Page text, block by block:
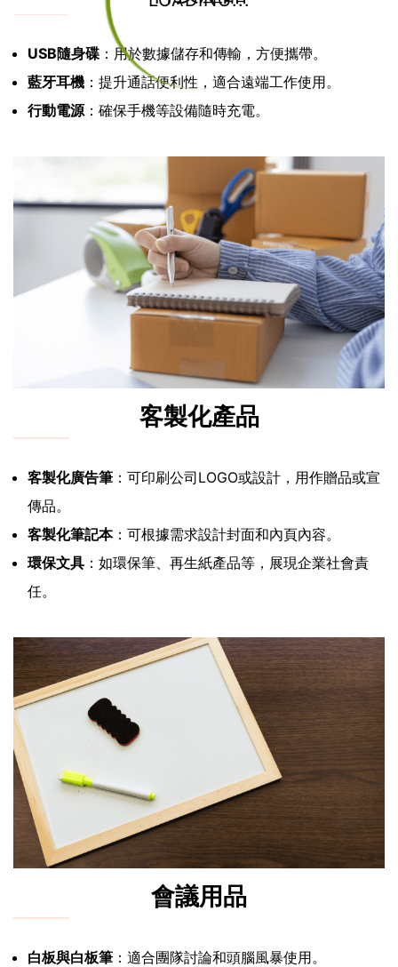
USB隨身碟 ：用於數據儲存和傳輸，方便攜帶。
藍牙耳機 ：提升通話便利性，適合遠端工作使用。
行動電源：確保手機等設備隨時充電。
客製化產品
客製化廣告筆 ：可印刷公司LOGO或設計，用作贈品或宣
傳品。
客製化筆記本：可根據需求設計封面和內頁內容。
環保文具 ：如環保筆、再生紙產品等，展現企業社會責
任。
會議用品
白板與白板筆 ：適合團隊討論和頭腦風暴使用。